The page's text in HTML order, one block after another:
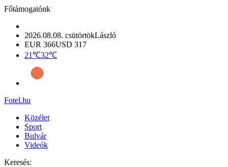
Főtámogatónk
2026.08.08. csütörtökLászló
EUR 366USD 317
21℃32℃
Fotel.hu
Közélet
Sport
Bulvár
Videók
Keresés: